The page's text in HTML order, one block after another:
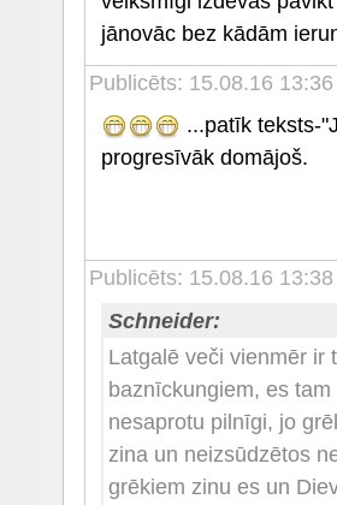
jānovāc bez kādām
Publicēts: 15.08.16 13:36
...patīk teksts-
progresīvāk domājoš.
Publicēts: 15.08.16 13:38
Schneider:
Latgalē veči vienmēr ir
baznīckungiem, es
nesaprotu pilnīgi, jo
zina un neizsūdzētos
grēkiem zinu es un